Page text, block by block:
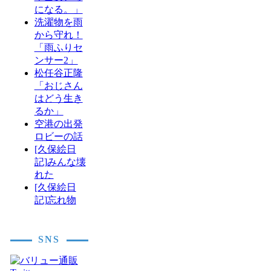
になる。」
洗濯物を雨
から守れ！
「雨ふりセ
ンサー2」
松任谷正隆
「おじさん
はどう生き
るか」
空港の出発
ロビーの話
[久保絵日
記]みんな壊
れた
[久保絵日
記]忘れ物
SNS